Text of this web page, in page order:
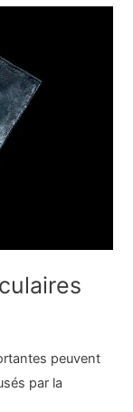
peuvent
par la